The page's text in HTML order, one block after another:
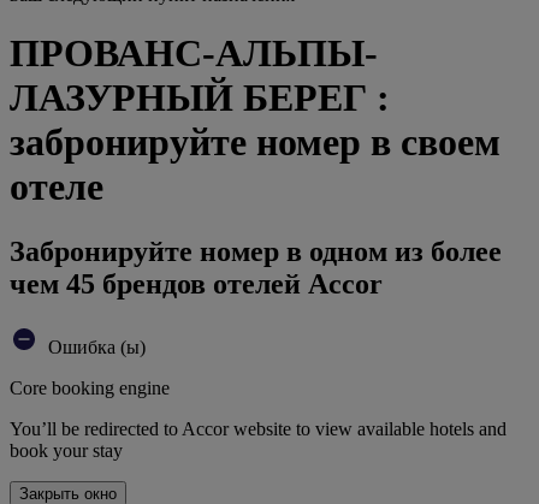
ПРОВАНС-АЛЬПЫ-
ЛАЗУРНЫЙ БЕРЕГ :
забронируйте номер в своем
отеле
Забронируйте номер в одном из более
чем 45 брендов отелей Accor
Ошибка (ы)
Core booking engine
You’ll be redirected to Accor website to view available hotels and
book your stay
Закрыть окно